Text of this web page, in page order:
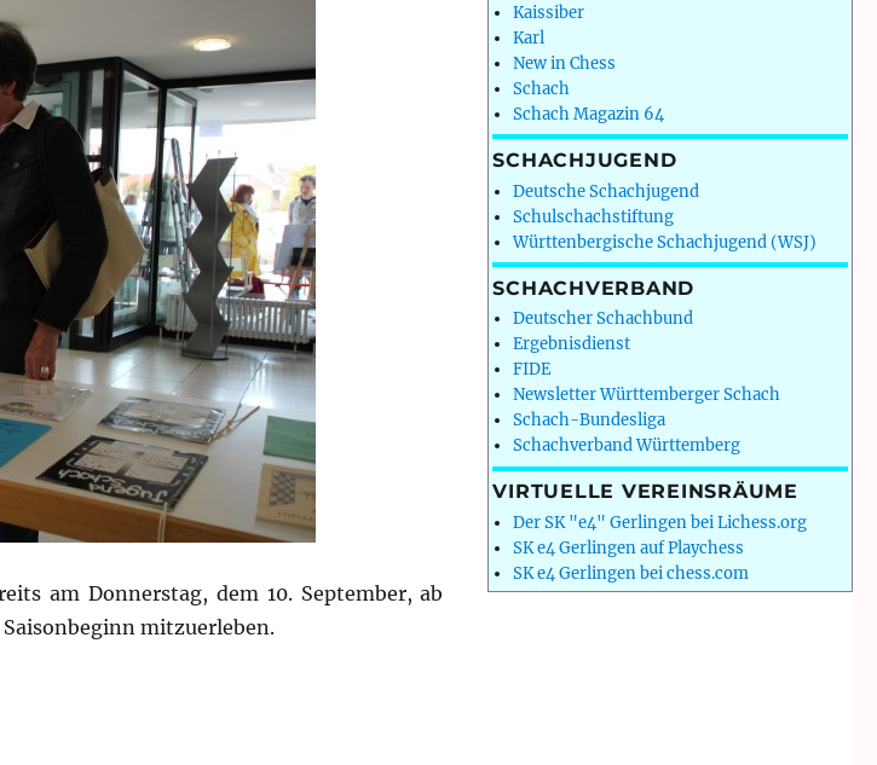
am Donnerstag, dem 10. September, ab
mitzuerleben.
Kaissiber
Karl
New in Chess
Schach
Schach Magazin 64
SCHACHJUGEND
Deutsche Schachjugend
Schulschachstiftung
Württenbergische Schachjugend (WSJ)
SCHACHVERBAND
Deutscher Schachbund
Ergebnisdienst
FIDE
Newsletter Württemberger Schach
Schach-Bundesliga
Schachverband Württemberg
VIRTUELLE VEREINSRÄUME
Der SK "e4" Gerlingen bei Lichess.org
SK e4 Gerlingen auf Playchess
SK e4 Gerlingen bei chess.com